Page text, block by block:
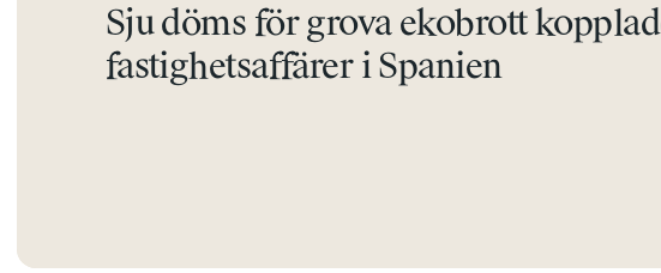
Sju döms för grova ekobrott
fastighetsaffärer i Spanien